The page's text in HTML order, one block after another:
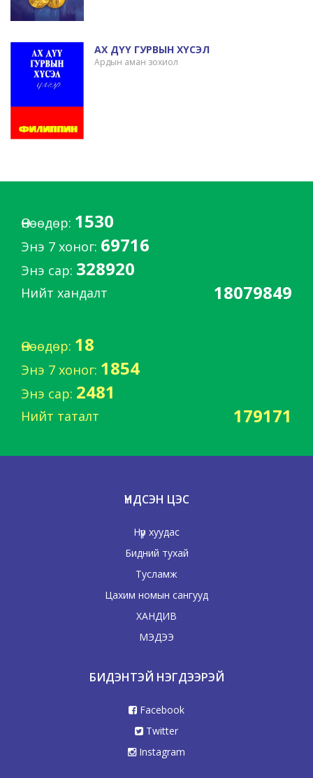
АХ ДҮҮ ГУРВЫН ХҮСЭЛ
Ардын аман зохиол
Өнөөдөр: 1530
Энэ 7 хоног: 69716
Энэ сар: 328920
Нийт хандалт 18079849
Өнөөдөр: 18
Энэ 7 хоног: 1854
Энэ сар: 2481
Нийт таталт 179171
ҮНДСЭН ЦЭС
Нүүр хуудас
Бидний тухай
Тусламж
Цахим номын сангууд
ХАНДИВ
МЭДЭЭ
БИДЭНТЭЙ НЭГДЭЭРЭЙ
Facebook
Twitter
Instagram